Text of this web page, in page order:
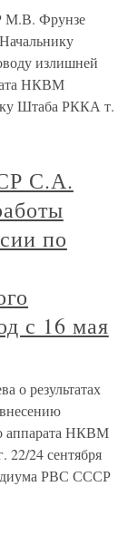
М.В. Фрунзе
излишней
НКВМ
Штаба РККА т.
С.А.
по
с 16 мая
результатах
аппарата НКВМ
22/24 сентября
РВС СССР